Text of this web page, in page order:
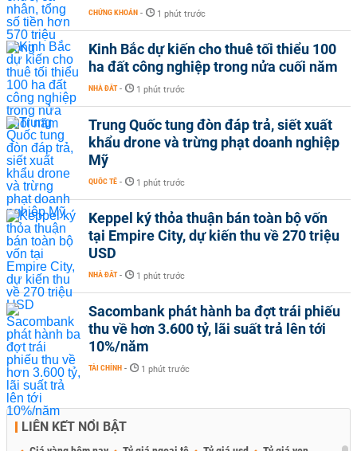
CHỨNG KHOÁN - 1 phút trước
Kinh Bắc dự kiến cho thuê tối thiểu 100
ha đất công nghiệp trong nửa cuối năm
NHÀ ĐẤT - 1 phút trước
Trung Quốc tung đòn đáp trả, siết xuất
khẩu drone và trừng phạt doanh nghiệp
Mỹ
QUỐC TẾ - 1 phút trước
Keppel ký thỏa thuận bán toàn bộ vốn
tại Empire City, dự kiến thu về 270 triệu
USD
NHÀ ĐẤT - 1 phút trước
Sacombank phát hành ba đợt trái phiếu
thu về hơn 3.600 tỷ, lãi suất trả lên tới
10%/năm
TÀI CHÍNH - 1 phút trước
LIÊN KẾT NỔI BẬT